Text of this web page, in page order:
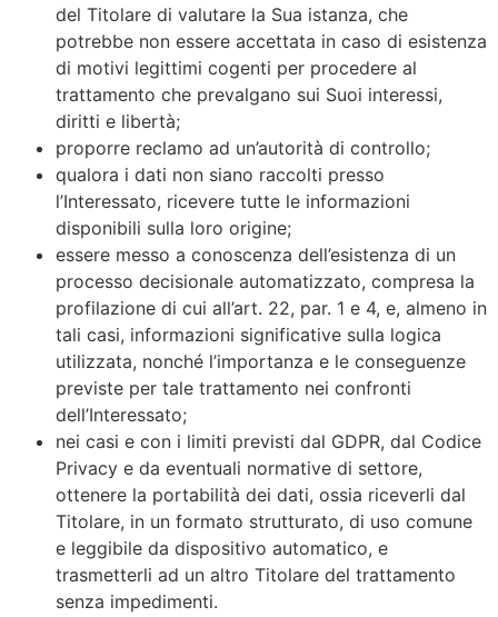
del Titolare di valutare la Sua istanza, che
potrebbe non essere accettata in caso di esistenza
di motivi legittimi cogenti per procedere al
trattamento che prevalgano sui Suoi interessi,
diritti e libertà;
proporre reclamo ad un’autorità di controllo;
qualora i dati non siano raccolti presso
l’Interessato, ricevere tutte le informazioni
disponibili sulla loro origine;
essere messo a conoscenza dell’esistenza di un
processo decisionale automatizzato, compresa la
profilazione di cui all’art. 22, par. 1 e 4, e, almeno in
tali casi, informazioni significative sulla logica
utilizzata, nonché l’importanza e le conseguenze
previste per tale trattamento nei confronti
dell’Interessato;
nei casi e con i limiti previsti dal GDPR, dal Codice
Privacy e da eventuali normative di settore,
ottenere la portabilità dei dati, ossia riceverli dal
Titolare, in un formato strutturato, di uso comune
e leggibile da dispositivo automatico, e
trasmetterli ad un altro Titolare del trattamento
senza impedimenti.